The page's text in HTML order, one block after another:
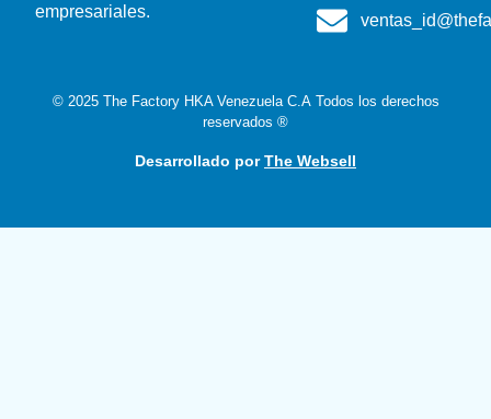
empresariales.
© 2025 The Factory HKA Venezuela C.A Todos los derechos
reservados ®
Desarrollado porThe Websell